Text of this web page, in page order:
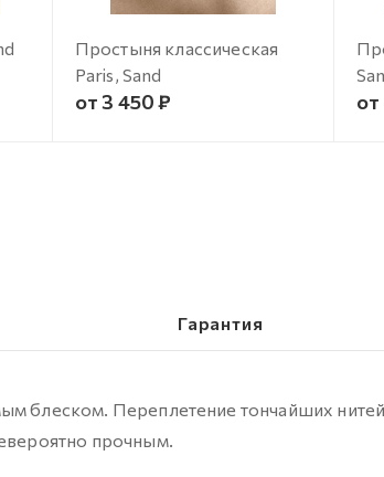
Простыня классическая
Paris, Sand
от 3 450 ₽
Гарантия
блеском. Переплетение тончайших
прочным.